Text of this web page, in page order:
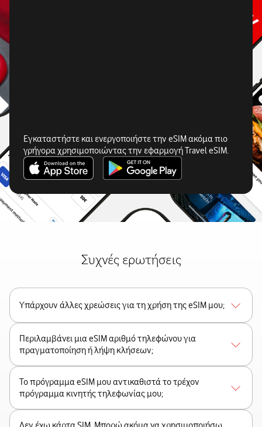
Εγκαταστήστε και ενεργοποιήστε την eSIM ακόμα πιο
γρήγορα χρησιμοποιώντας την εφαρμογή Travel eSIM.
Συχνές ερωτήσεις
Υπάρχουν άλλες χρεώσεις για τη χρήση της eSIM μου;
Περιλαμβάνει μια eSIM αριθμό τηλεφώνου για
πραγματοποίηση ή λήψη κλήσεων;
Το πρόγραμμα eSIM μου αντικαθιστά το τρέχον
πρόγραμμα κινητής τηλεφωνίας μου;